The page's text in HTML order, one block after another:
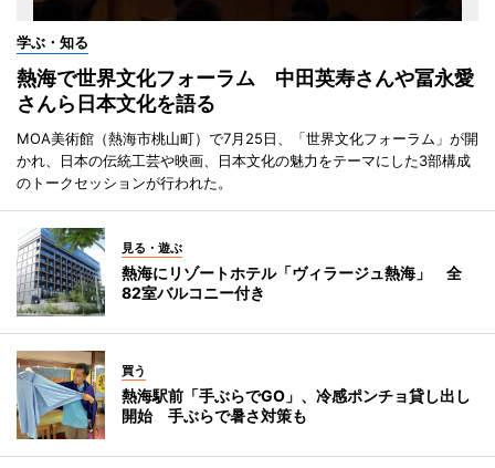
学ぶ・知る
熱海で世界文化フォーラム 中田英寿さんや冨永愛
さんら日本文化を語る
MOA美術館（熱海市桃山町）で7月25日、「世界文化フォーラム」が開
かれ、日本の伝統工芸や映画、日本文化の魅力をテーマにした3部構成
のトークセッションが行われた。
見る・遊ぶ
熱海にリゾートホテル「ヴィラージュ熱海」 全
82室バルコニー付き
買う
熱海駅前「手ぶらでGO」、冷感ポンチョ貸し出し
開始 手ぶらで暑さ対策も